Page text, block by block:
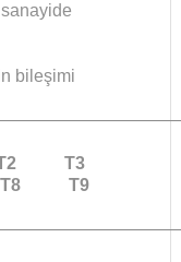
bileşimi
T2 T3
T9